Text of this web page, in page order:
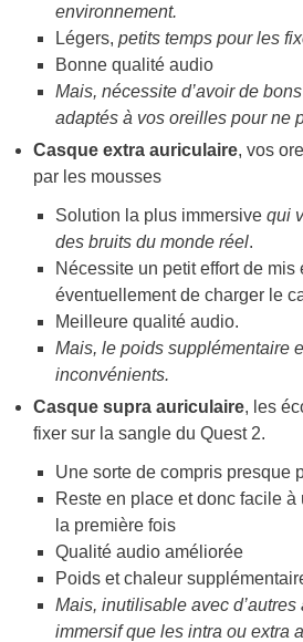
environnement.
Légers, petits temps pour les
Bonne qualité audio
Mais, nécessite d’avoir de
adaptés à vos oreilles pour ne
Casque extra auriculaire, vos
par les mousses
Solution la plus immersivequi
des bruits du monde réel.
Nécessite un petit effort de mis
éventuellement de charger le
Meilleure qualité audio.
Mais, le poids supplémentaire
inconvénients.
Casque supra auriculaire, les
fixer sur la sangle du Quest 2.
Une sorte de compris presque
Reste en place et donc facile
la première fois
Qualité audio améliorée
Poids et chaleur
Mais, inutilisable avec
immersif que les intra ou extra